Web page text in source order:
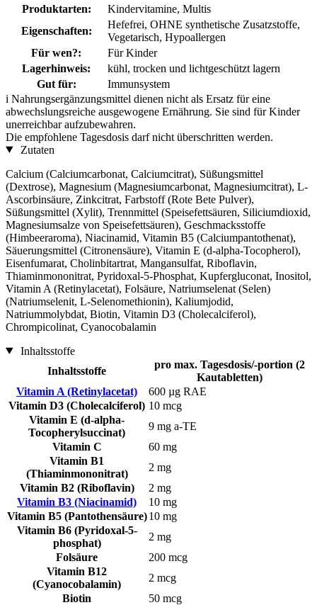
Produktarten:
Kindervitamine, Multis
Eigenschaften:
Hefefrei, OHNE synthetische Zusatzstoffe,
Vegetarisch, Hypoallergen
Für wen?:
Für Kinder
Lagerhinweis:
kühl, trocken und lichtgeschützt lagern
Gut für:
Immunsystem
i Nahrungsergänzungsmittel dienen nicht als Ersatz für eine
abwechslungsreiche ausgewogene Ernährung. Sie sind für Kinder
unerreichbar aufzubewahren.
Die empfohlene Tagesdosis darf nicht überschritten werden.
Zutaten
Calcium (Calciumcarbonat, Calciumcitrat), Süßungsmittel
(Dextrose), Magnesium (Magnesiumcarbonat, Magnesiumcitrat), L-
Ascorbinsäure, Zinkcitrat, Farbstoff (Rote Bete Pulver),
Süßungsmittel (Xylit), Trennmittel (Speisefettsäuren, Siliciumdioxid,
Magnesiumsalze von Speisefettsäuren), Geschmacksstoffe
(Himbeeraroma), Niacinamid, Vitamin B5 (Calciumpantothenat),
Säuerungsmittel (Citronensäure), Vitamin E (d-alpha-Tocopherol),
Eisenfumarat, Cholinbitartrat, Mangansulfat, Riboflavin,
Thiaminmononitrat, Pyridoxal-5-Phosphat, Kupfergluconat, Inositol,
Vitamin A (Retinylacetat), Folsäure, Natriumselenat (Selen)
(Natriumselenit, L-Selenomethionin), Kaliumjodid,
Natriummolybdat, Biotin, Vitamin D3 (Cholecalciferol),
Chrompicolinat, Cyanocobalamin
Inhaltsstoffe
Inhaltsstoffe
pro max. Tagesdosis/-portion (2
Kautabletten)
Vitamin A (Retinylacetat)
600 µg RAE
Vitamin D3 (Cholecalciferol) 10 mcg
Vitamin E (d-alpha-
Tocopherylsuccinat)
9 mg a-TE
Vitamin C
60 mg
Vitamin B1
(Thiaminmononitrat)
2 mg
Vitamin B2 (Riboflavin)
2 mg
Vitamin B3 (Niacinamid)
10 mg
Vitamin B5 (Pantothensäure) 10 mg
Vitamin B6 (Pyridoxal-5-
phosphat)
2 mg
Folsäure
200 mcg
Vitamin B12
(Cyanocobalamin)
2 mcg
Biotin
50 mcg